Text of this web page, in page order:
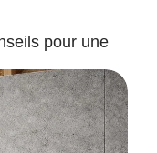
pour une